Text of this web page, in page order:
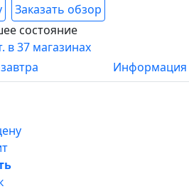
Заказать обзор
состояние
в 37 магазинах
Информация